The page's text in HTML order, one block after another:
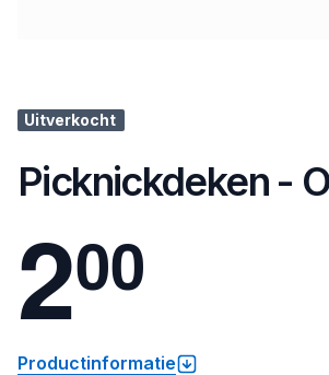
Uitverkocht
Picknickdeken -
200
Productinformatie